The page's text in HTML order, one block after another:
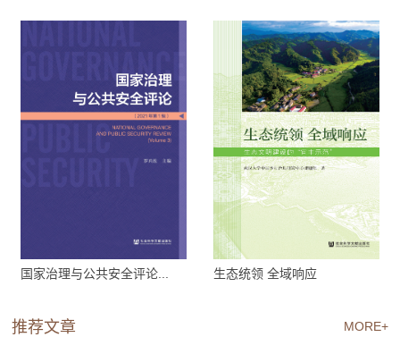
国家治理与公共安全评论... 生态统领 全域响应
MORE+
推荐文章